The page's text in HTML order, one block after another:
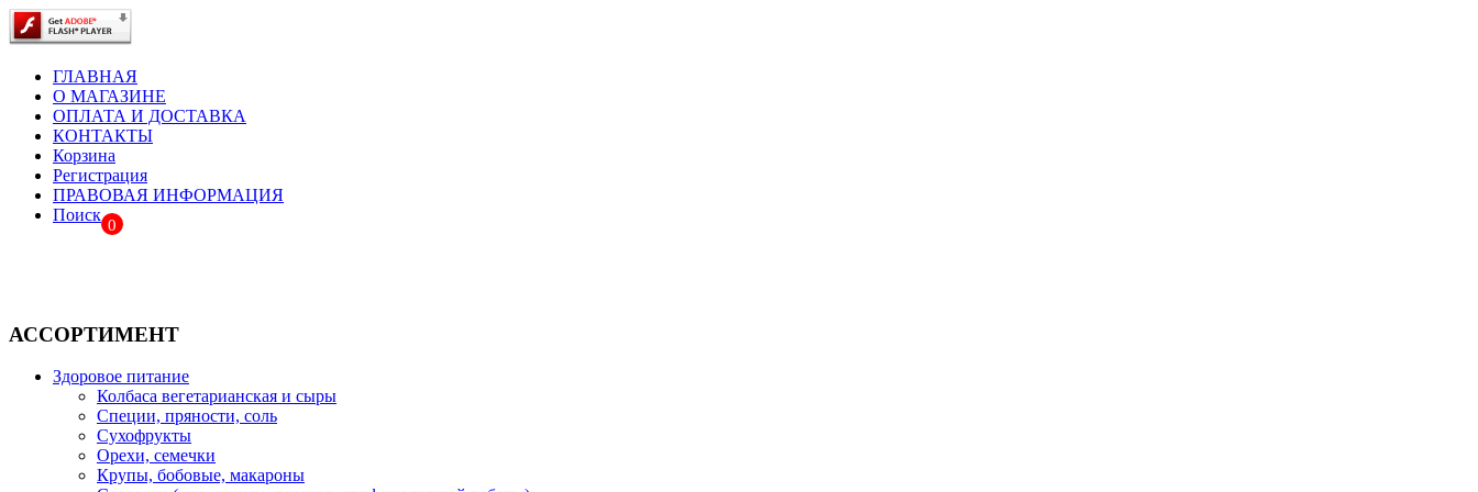
ГЛАВНАЯ
О МАГАЗИНЕ
ОПЛАТА И ДОСТАВКА
КОНТАКТЫ
Корзина
Регистрация
ПРАВОВАЯ ИНФОРМАЦИЯ
Поиск
0
АССОРТИМЕНТ
Здоровое питание
Колбаса вегетарианская и сыры
Специи, пряности, соль
Сухофрукты
Орехи, семечки
Крупы, бобовые, макароны